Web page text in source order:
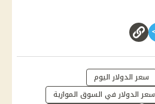
سعر الدولار اليوم
سعر الدولار في السوق الموازية